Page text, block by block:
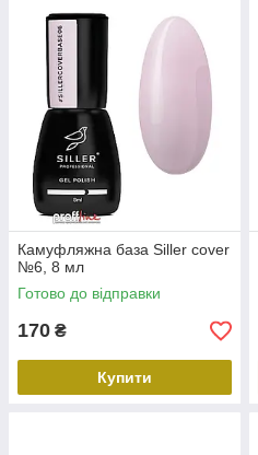
Камуфляжна база Siller cover
№6, 8 мл
Готово до відправки
170 ₴
Купити